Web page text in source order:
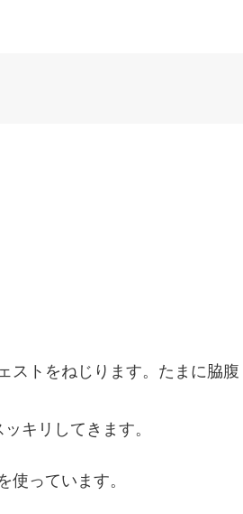
ストをねじります。たまに脇腹
キリしてきます。
っています。